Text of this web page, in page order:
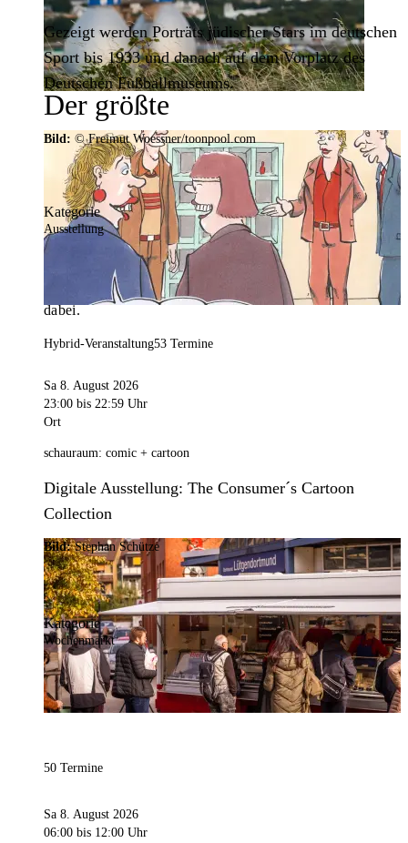
Der größte
Veranstaltungskalender der
Region
Mit weit über 4.000 Terminen ist der
Veranstaltungskalender der Stadt Dortmund der
umfangreichste der Region. Hier ist für alle was
dabei.
Gezeigt werden Porträts jüdischer Stars im deutschen
Sport bis 1933 und danach auf dem Vorplatz des
Deutschen Fußballmuseums.
Bild: © Freimut Woessner/toonpool.com
Kategorie
Ausstellung
Hybrid-Veranstaltung53 Termine
Sa 8. August 2026
23:00 bis 22:59 Uhr
Ort
schauraum: comic + cartoon
Digitale Ausstellung: The Consumer´s Cartoon
Collection
Bild:Stephan Schütze
Kategorie
Wochenmarkt
50 Termine
Sa 8. August 2026
06:00 bis 12:00 Uhr